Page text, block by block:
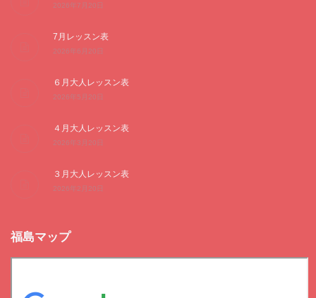
2026年7月20日
7月レッスン表
2026年6月20日
６月大人レッスン表
2026年5月20日
４月大人レッスン表
2026年3月20日
３月大人レッスン表
2026年2月20日
福島マップ